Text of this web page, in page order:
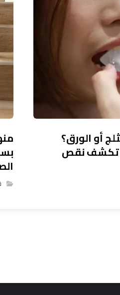
أو الورق؟
تكشف نقص